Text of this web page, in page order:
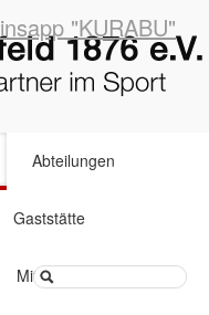
"KURABU"
Abteilungen
Gaststätte
Mitglied werden
Suchbegriffe